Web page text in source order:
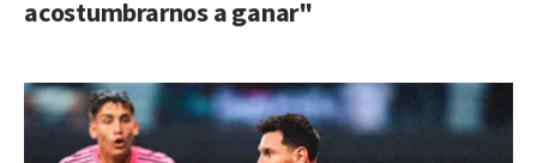
acostumbrarnos a ganar"